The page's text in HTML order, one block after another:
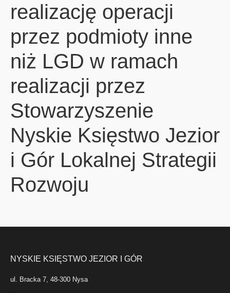
realizację operacji
przez podmioty inne
niż LGD w ramach
realizacji przez
Stowarzyszenie
Nyskie Księstwo Jezior
i Gór Lokalnej Strategii
Rozwoju
NYSKIE KSIĘSTWO JEZIOR I GÓR
ul. Bracka 7, 48-300 Nysa